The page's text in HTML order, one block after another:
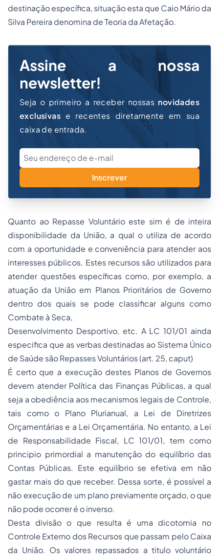
destinação específica, situação esta que Caio Mário da
Silva Pereira denomina de Teoria da Afetação.
Assine a nossa
newsletter!
Seja o primeiro a receber nossas novidades
exclusivas e recentes diretamente em sua
caixa de entrada.
Inscrever
Quanto ao Repasse Voluntário este sim é de inteira
disponibilidade da União, a qual o utiliza de acordo
com a oportunidade e conveniência para atender aos
interesses públicos. Estes recursos são utilizados para
atender questões específicas como, por exemplo, a
atuação da União em Planos Prioritários de Governo
dentro dos quais se pode classificar alguns como
Combate à Seca,
Desenvolvimento Desportivo, etc. A LC 101/01 ainda
especifica que as verbas destinadas ao Sistema Único
de Saúde são Repasses Voluntários (art. 25, caput)
É certo que a execução destes Planos de Governos
devem atender Política das Finanças Públicas, a qual
seja a obediência aos mecanismos legais de Controle,
tais como o Plano Plurianual, a Lei de Diretrizes
Orçamentárias e a Lei Orçamentária. No entanto, a Lei
de Responsabilidade Fiscal, LC 101/01, tem como
principio primordial a manutenção do equilíbrio das
Contas Públicas. Este equilíbrio se efetiva em não
gastar mais do que receber. Dessa sorte, é possível a
não execução de um plano previamente orçado, o que
não pode ocorrer é o inverso.
Desta divisão o que resulta é uma dicotomia no
Controle Externo dos Recursos que passam pelo Caixa
da União. Os valores repassados a titulo voluntário